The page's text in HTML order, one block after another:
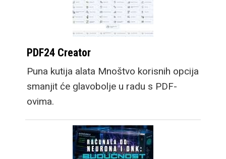
PDF24 Creator
Puna kutija alata Mnoštvo korisnih opcija
smanjit će glavobolje u radu s PDF-
ovima.